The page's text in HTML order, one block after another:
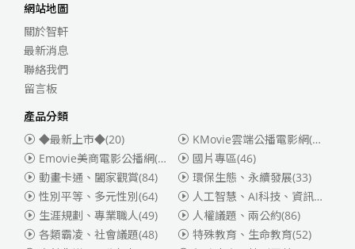
網站地圖
關於智軒
最新消息
聯絡我們
留言板
產品分類
◆最新上市◆(20)
KMovie雲端公播電影網(迪士尼、福斯、索尼)
Emovie美商電影公播網(華納)
(186)
國片專區(46)
動畫卡通、闔家觀賞(84) 環保生態、永續發展(33)
性別平等、多元性別(64) 人工智慧、AI科技、資訊安全
生涯規劃、專業職人(49) 人權議題、兩公約(86)
各類霸凌、社會議題(48) 特殊教育、生命教育(52)